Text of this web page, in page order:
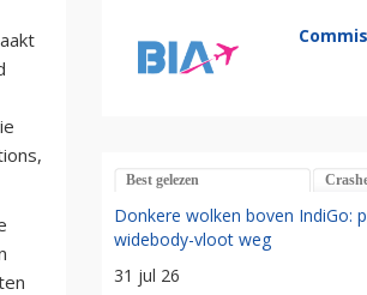
Best gelezen
Donkere wolken boven IndiGo:
widebody-vloot weg
31 jul 26